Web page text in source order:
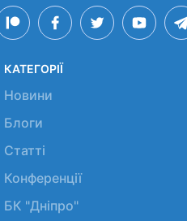
КАТЕГОРІЇ
Новини
Блоги
Статті
Конференції
БК "Дніпро"